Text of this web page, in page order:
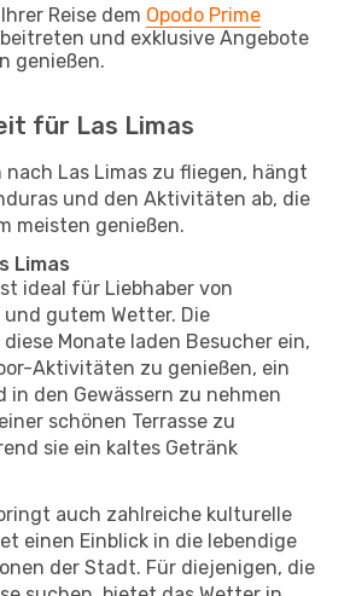
Reise dem Opodo Prime
und exklusive Angebote
genießen.
für Las Limas
nach Las Limas zu fliegen, hängt
und den Aktivitäten ab, die
meisten genießen.
Limas
ideal für Liebhaber von
gutem Wetter. Die
Monate laden Besucher ein,
Aktivitäten zu genießen, ein
in den Gewässern zu nehmen
schönen Terrasse zu
sie ein kaltes Getränk
auch zahlreiche kulturelle
einen Einblick in die lebendige
der Stadt. Für diejenigen, die